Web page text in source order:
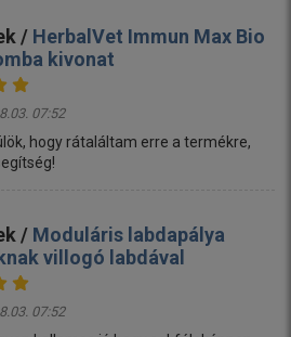
/ HerbalVet Immun Max Bio
kivonat
07:52
hogy rátaláltam erre a termékre,
/ Moduláris labdapálya
villogó labdával
07:52